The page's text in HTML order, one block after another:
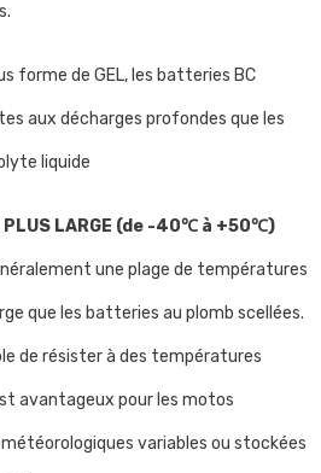
forme de GEL, les batteries BC
aux décharges profondes que les
liquide
PLUS LARGE (de -40℃ à +50℃)
une plage de températures
que les batteries au plomb scellées.
de résister à des températures
avantageux pour les motos
variables ou stockées